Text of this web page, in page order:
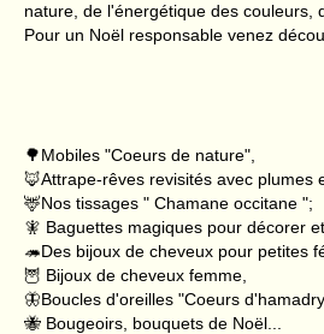
nature, de l'énergétique des couleurs,
Pour un Noël responsable venez
🌳Mobiles "Coeurs de nature",
🦊Attrape-rêves revisités avec plumes
🦌Nos tissages " Chamane occitane ";
🧚 Baguettes magiques pour décorer
🦔Des bijoux de cheveux pour petites
🦉 Bijoux de cheveux femme,
🦋Boucles d'oreilles "Coeurs
🐝 Bougeoirs, bouquets de Noël...